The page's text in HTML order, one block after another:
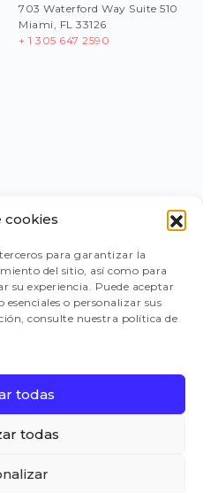
cookies
para garantizar la
del sitio, así como para
su experiencia. Puede aceptar
esenciales o personalizar sus
consulte nuestra política de
todas
todas
703 Waterford Way Suite 510
Miami, FL 33126
+ 1 305 647 2590